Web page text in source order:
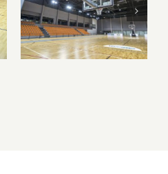
Az Olimpia
Sportparkba
költözik csapatunk